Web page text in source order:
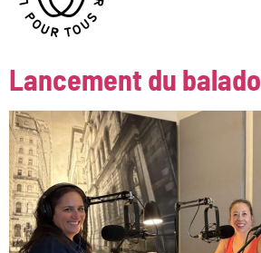
Lancement du balado